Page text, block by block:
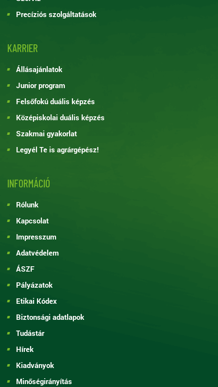
Precíziós szolgáltatások
KARRIER
Állásajánlatok
Junior program
Felsőfokú duális képzés
Középiskolai duális képzés
Szakmai gyakorlat
Legyél Te is agrárgépész!
INFORMÁCIÓ
Rólunk
Kapcsolat
Impresszum
Adatvédelem
ÁSZF
Pályázatok
Etikai Kódex
Biztonsági adatlapok
Tudástár
Hírek
Kiadványok
Minőségirányítás